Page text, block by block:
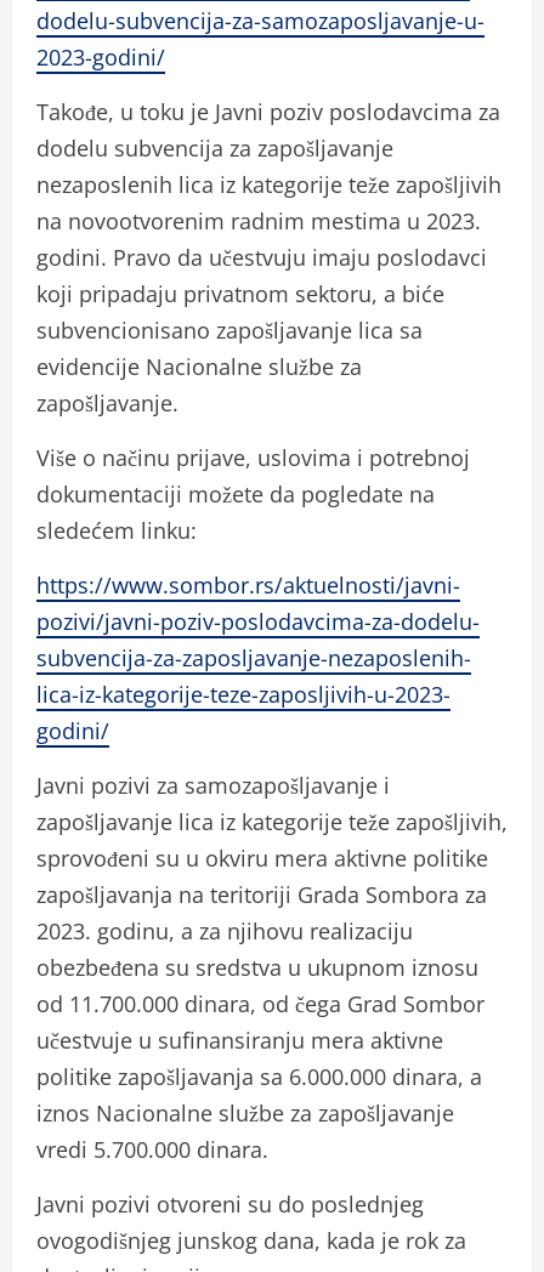
dodelu-subvencija-za-samozaposljavanje-u-
2023-godini/
Takođe, u toku je Javni poziv poslodavcima za
dodelu subvencija za zapošljavanje
nezaposlenih lica iz kategorije teže zapošljivih
na novootvorenim radnim mestima u 2023.
godini. Pravo da učestvuju imaju poslodavci
koji pripadaju privatnom sektoru, a biće
subvencionisano zapošljavanje lica sa
evidencije Nacionalne službe za
zapošljavanje.
Više o načinu prijave, uslovima i potrebnoj
dokumentaciji možete da pogledate na
sledećem linku:
https://www.sombor.rs/aktuelnosti/javni-
pozivi/javni-poziv-poslodavcima-za-dodelu-
subvencija-za-zaposljavanje-nezaposlenih-
lica-iz-kategorije-teze-zaposljivih-u-2023-
godini/
Javni pozivi za samozapošljavanje i
zapošljavanje lica iz kategorije teže zapošljivih,
sprovođeni su u okviru mera aktivne politike
zapošljavanja na teritoriji Grada Sombora za
2023. godinu, a za njihovu realizaciju
obezbeđena su sredstva u ukupnom iznosu
od 11.700.000 dinara, od čega Grad Sombor
učestvuje u sufinansiranju mera aktivne
politike zapošljavanja sa 6.000.000 dinara, a
iznos Nacionalne službe za zapošljavanje
vredi 5.700.000 dinara.
Javni pozivi otvoreni su do poslednjeg
ovogodišnjeg junskog dana, kada je rok za